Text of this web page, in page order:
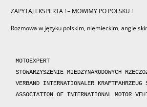
ZAPYTAJ EKSPERTA ! – MOWIMY PO POLSKU !
Rozmowa w języku polskim, niemieckim,
MOTOEXPERT
STOWARZYSZENIE MIEDZYNARODOWYCH
VERBAND INTERNATIONALER KRAFTFAHRZEUG
ASSOCIATION OF INTERNATIONAL MOTOR